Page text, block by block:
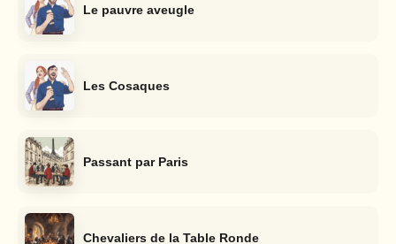
Le pauvre aveugle
Les Cosaques
Passant par Paris
Chevaliers de la Table Ronde